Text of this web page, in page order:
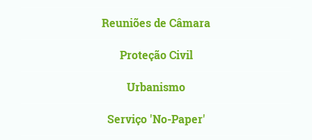
Reuniões de Câmara
Proteção Civil
Urbanismo
Serviço 'No-Paper'